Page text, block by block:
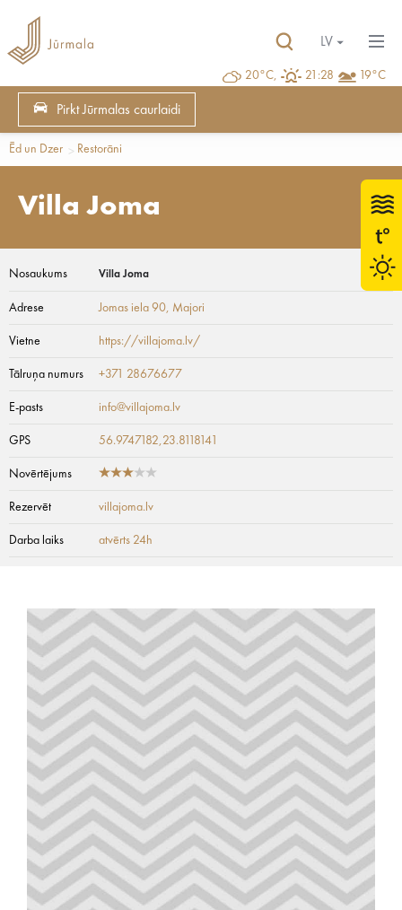
20°C, 21:28 19°C
LV
Pirkt Jūrmalas caurlaidi
Ēd un Dzer Restorāni
Villa Joma
Nosaukums Villa Joma
Adrese Jomas iela 90, Majori
Vietne https://villajoma.lv/
Tālruņa numurs +371 28676677
E-pasts info@villajoma.lv
GPS 56.9747182,23.8118141
Novērtējums
Rezervēt villajoma.lv
Darba laiks atvērts 24h